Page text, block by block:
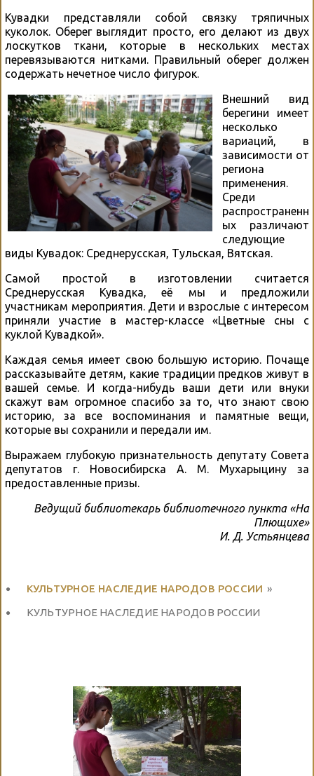
Кувадки представляли собой связку тряпичных
куколок. Оберег выглядит просто, его делают из двух
лоскутков ткани, которые в нескольких местах
перевязываются нитками. Правильный оберег должен
содержать нечетное число фигурок.
Внешний вид
берегини имеет
несколько
вариаций, в
зависимости от
региона
применения.
Среди
распространенн
ых различают
следующие
виды Кувадок: Среднерусская, Тульская, Вятская.
Самой простой в изготовлении считается
Среднерусская Кувадка, её мы и предложили
участникам мероприятия. Дети и взрослые с интересом
приняли участие в мастер-классе «Цветные сны с
куклой Кувадкой».
Каждая семья имеет свою большую историю. Почаще
рассказывайте детям, какие традиции предков живут в
вашей семье. И когда-нибудь ваши дети или внуки
скажут вам огромное спасибо за то, что знают свою
историю, за все воспоминания и памятные вещи,
которые вы сохранили и передали им.
Выражаем глубокую признательность депутату Совета
депутатов г. Новосибирска А. М. Мухарыцину за
предоставленные призы.
Ведущий библиотекарь библиотечного пункта «На
Плющихе»
И. Д. Устьянцева
КУЛЬТУРНОЕ НАСЛЕДИЕ НАРОДОВ РОССИИ »
КУЛЬТУРНОЕ НАСЛЕДИЕ НАРОДОВ РОССИИ